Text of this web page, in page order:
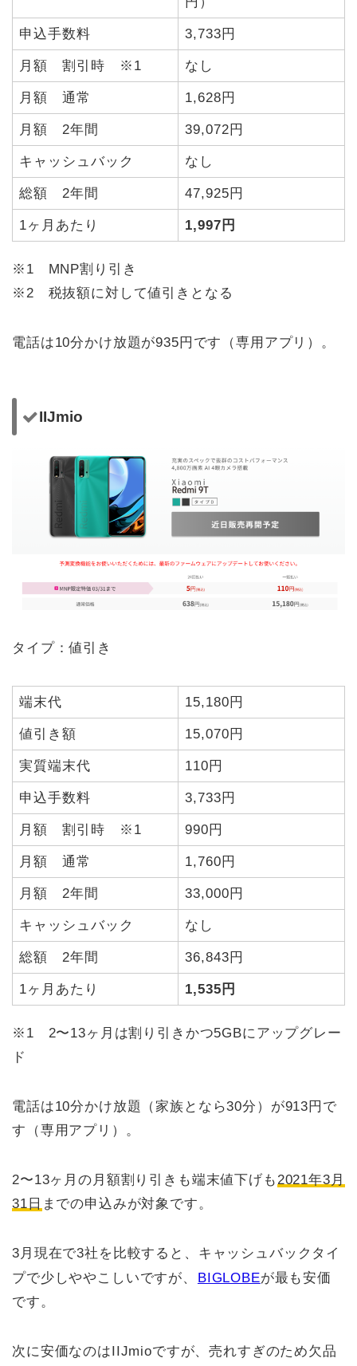
申込手数料 3,733円
月額 割引時 ※1 なし
月額 通常 1,628円
月額 2年間 39,072円
キャッシュバック なし
総額 2年間 47,925円
1ヶ月あたり 1,997円
※1 MNP割り引き
※2 税抜額に対して値引きとなる
電話は10分かけ放題が935円です（専用アプリ）。
IIJmio
タイプ：値引き
端末代 15,180円
値引き額 15,070円
実質端末代 110円
申込手数料 3,733円
月額 割引時 ※1 990円
月額 通常 1,760円
月額 2年間 33,000円
キャッシュバック なし
総額 2年間 36,843円
1ヶ月あたり 1,535円
※1 2〜13ヶ月は割り引きかつ5GBにアップグレー
ド
電話は10分かけ放題（家族となら30分）が913円で
す（専用アプリ）。
2〜13ヶ月の月額割り引きも端末値下げも 2021年3月
31日 までの申込みが対象です。
3月現在で3社を比較すると、キャッシュバックタイ
プで少しややこしいですが、
BIGLOBEが最も安価
です。
次に安価なのはIIJmioですが、売れすぎのため欠品